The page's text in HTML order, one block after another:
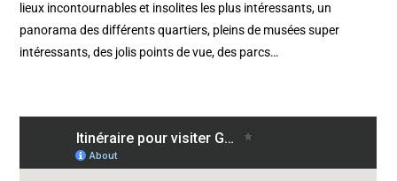
lieux incontournables et insolites les plus intéressants, un
panorama des différents quartiers, pleins de musées super
intéressants, des jolis points de vue, des parcs…